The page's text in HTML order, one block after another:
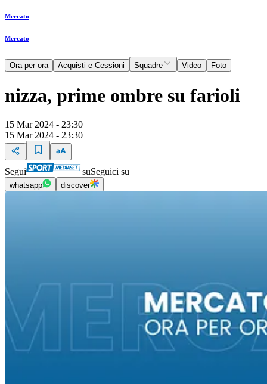
Mercato
Mercato
Ora per ora Acquisti e Cessioni Squadre Video Foto
nizza, prime ombre su farioli
15 Mar 2024 - 23:30
15 Mar 2024 - 23:30
Segui suSeguici su
whatsapp discover